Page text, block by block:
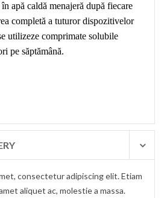
apă caldă menajeră după fiecare
completă a tuturor dispozitivelor
utilizeze comprimate solubile
pe săptămână.
consectetur adipiscing elit. Etiam
aliquet ac, molestie a massa.